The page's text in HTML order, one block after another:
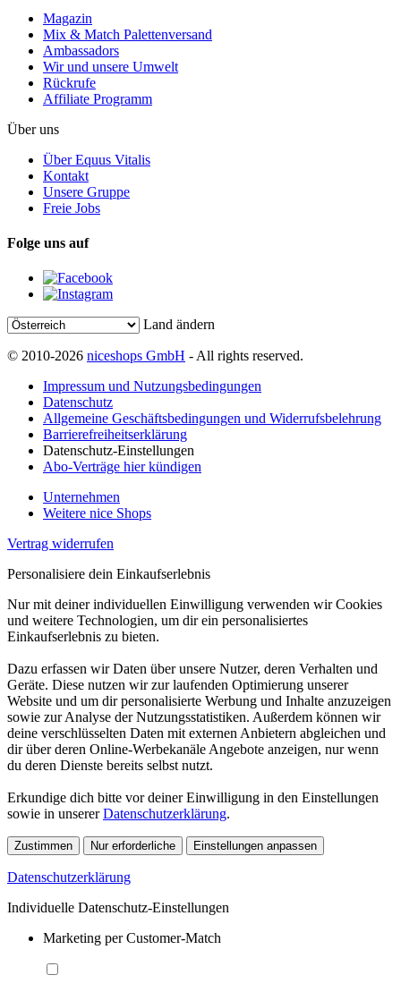
Magazin
Mix & Match Palettenversand
Ambassadors
Wir und unsere Umwelt
Rückrufe
Affiliate Programm
Über uns
Über Equus Vitalis
Kontakt
Unsere Gruppe
Freie Jobs
Folge uns auf
Land ändern
© 2010-2026 niceshops GmbH - All rights reserved.
Impressum und Nutzungsbedingungen
Datenschutz
Allgemeine Geschäftsbedingungen und Widerrufsbelehrung
Barrierefreiheitserklärung
Datenschutz-Einstellungen
Abo-Verträge hier kündigen
Unternehmen
Weitere nice Shops
Vertrag widerrufen
Personalisiere dein Einkaufserlebnis
Nur mit deiner individuellen Einwilligung verwenden wir Cookies
und weitere Technologien, um dir ein personalisiertes
Einkaufserlebnis zu bieten.
Dazu erfassen wir Daten über unsere Nutzer, deren Verhalten und
Geräte. Diese nutzen wir zur laufenden Optimierung unserer
Website und um dir personalisierte Werbung und Inhalte anzuzeigen
sowie zur Analyse der Nutzungsstatistiken. Außerdem können wir
deine verschlüsselten Daten mit externen Anbietern abgleichen und
dir über deren Online-Werbekanäle Angebote anzeigen, nur wenn
du deren Dienste bereits selbst nutzt.
Erkundige dich bitte vor deiner Einwilligung in den Einstellungen
sowie in unsererDatenschutzerklärung.
Zustimmen Nur erforderliche Einstellungen anpassen
Datenschutzerklärung
Individuelle Datenschutz-Einstellungen
Marketing per Customer-Match